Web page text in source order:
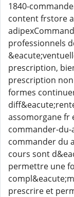
1840-
content frstore
professionnels
prescription,
prescription
formes
assomorgane fr
commander-du-
commander du
cours sont
permettre une
prescrire et